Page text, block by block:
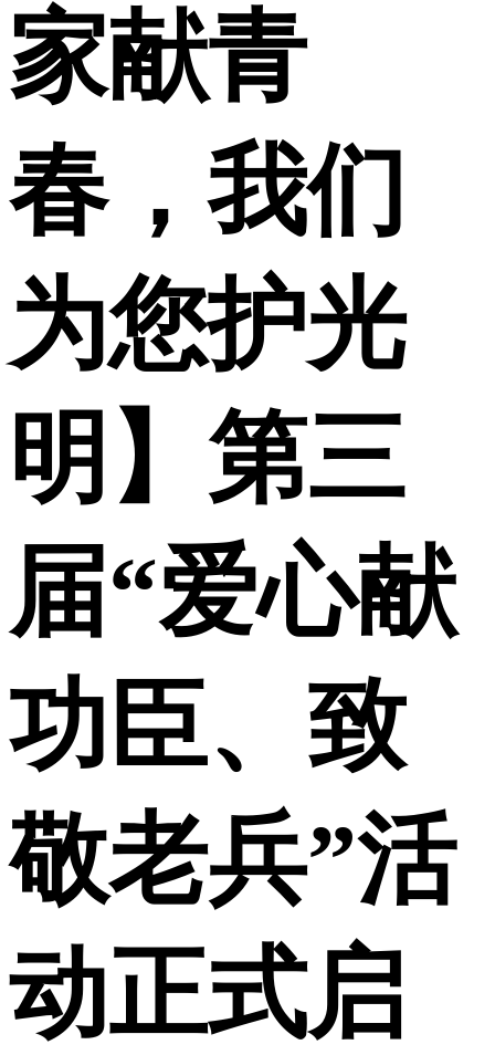
家献青
春，我们
为您护光
明】第三
届“爱心献
功臣、致
敬老兵”活
动正式启